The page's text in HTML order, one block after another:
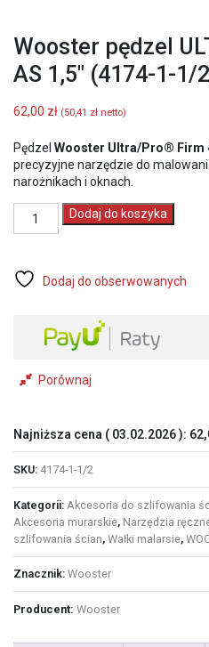
Wooster pędzel
AS 1,5″ (4174-1-1/
62,00 zł (50,41 zł netto)
Pędzel Wooster Ultra/Pro® Firm
precyzyjne narzędzie do
narożnikach i oknach.
Wooster
FIRM
(4174-
Dodaj do koszyka
Dodaj do obserwowanych
Porównaj
Najniższa cena ( 03.02.2026):
SKU: 4174-1-1/2
Kategorii: Akcesoria do szlifowania
Akcesoria murarskie, Narzędzia
szlifowania ścian, Wałki malarsie,
Znacznik: Wooster
Producent: Wooster